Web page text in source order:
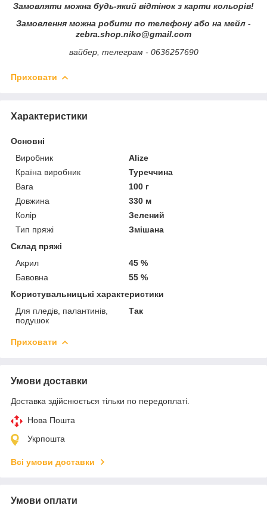
Замовляти можна будь-який відтінок з карти кольорів!
Замовлення можна робити по телефону або на мейл -
zebra.shop.niko@gmail.com
вайбер, телеграм - 0636257690
Приховати
Характеристики
Основні
Виробник
Alize
Країна виробник
Туреччина
Вага
100 г
Довжина
330 м
Колір
Зелений
Тип пряжі
Змішана
Склад пряжі
Акрил
45 %
Бавовна
55 %
Користувальницькі характеристики
Для пледів, палантинів,
подушок
Так
Приховати
Умови доставки
Доставка здійснюється тільки по передоплаті.
Нова Пошта
Укрпошта
Всі умови доставки
Умови оплати